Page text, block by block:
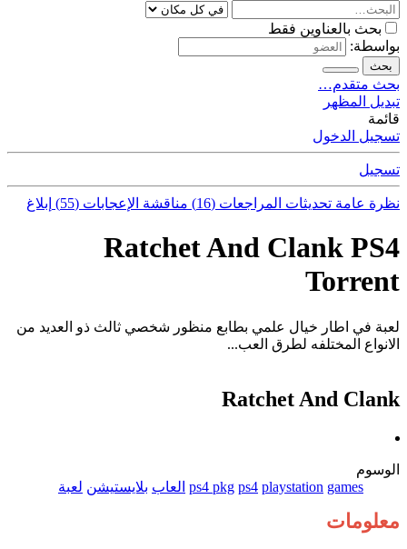
بحث بالعناوين فقط
بواسطة:
بحث
بحث متقدم…
تبديل المظهر
قائمة
تسجيل الدخول
تسجيل
نظرة عامة تحديثات المراجعات (16) مناقشة الإعجابات (55) إبلاغ
Ratchet And Clank PS4
Torrent
لعبة في اطار خيال علمي بطابع منظور شخصي ثالث ذو العديد من
الانواع المختلفه لطرق العب...
Ratchet And Clank
الوسوم
games
playstation
ps4
ps4 pkg العاب بلايستيشن لعبة
معلومات